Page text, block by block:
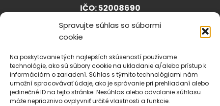
Spravujte súhlas so súbormi
cookie
Na poskytovanie tých najlepších skúseností používame
technológie, ako sú súbory cookie na ukladanie a/alebo prístup k
informáciám o zariadení. Súhlas s týmito technológiami nám
umožní spracovávať údaje, ako je správanie pri prehliadaní alebo
jedinečné ID na tejto stránke. Nesúhlas alebo odvolanie súhlasu
môže nepriaznivo ovplyvniť určité vlastnosti a funkcie.
IČO: 52008690
+421918 530 888
Cookies